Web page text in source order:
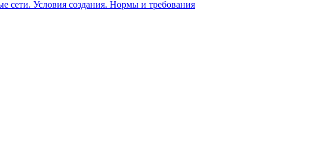
сети. Условия создания. Нормы и требования